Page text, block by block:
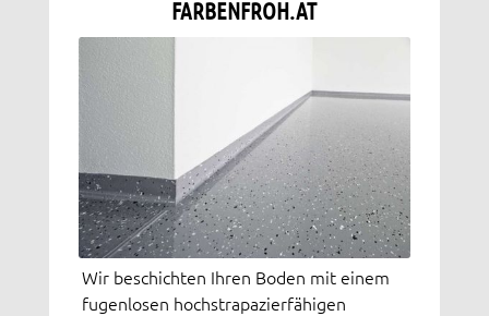
FARBENFROH.AT
Wir beschichten Ihren Boden mit einem
fugenlosen hochstrapazierfähigen